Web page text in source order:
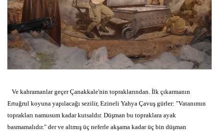
Ve kahramanlar geçer Çanakkale'nin topraklarından. İlk çıkarmanın
Ertuğrul koyuna yapılacağı sezilir, Ezineli Yahya Çavuş gürler: "Vatanımın
toprakları namusum kadar kutsaldır. Düşman bu topraklara ayak
basmamalıdır." der ve altmış üç neferle akşama kadar üç bin düşman